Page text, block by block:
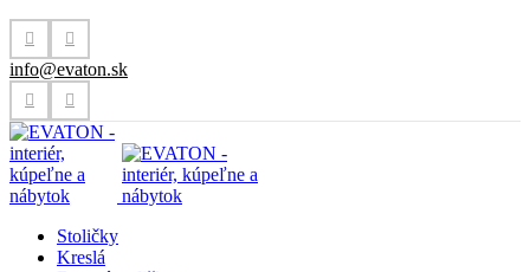
info@evaton.sk
Stoličky
Kreslá